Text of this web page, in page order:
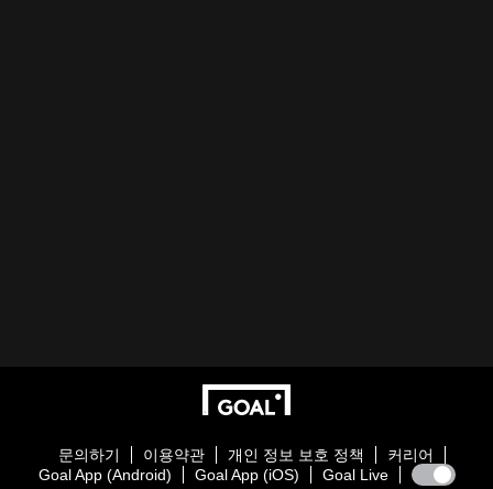
문의하기 이용약관 개인 정보 보호 정책
커리어
Goal App (Android)
Goal App (iOS) Goal Live